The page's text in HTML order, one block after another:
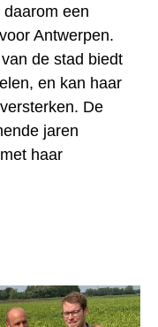
een
Antwerpen.
de stad biedt
en kan haar
De
jaren
haar